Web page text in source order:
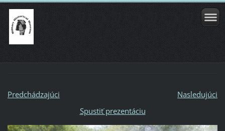
Predchádzajúci
Nasledujúci
Spustiť prezentáciu